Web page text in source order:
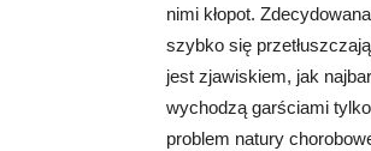
nimi kłopot.
szybko się
jest zjawiskiem, jak
wychodzą garściami
problem natury